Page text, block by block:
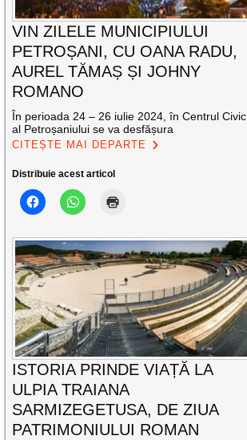
VIN ZILELE MUNICIPIULUI
PETROȘANI, CU OANA RADU,
AUREL TĂMAȘ ȘI JOHNY
ROMANO
În perioada 24 – 26 iulie 2024, în Centrul Civic
al Petroșaniului se va desfășura
CITEȘTE MAI DEPARTE
Distribuie acest articol
ISTORIA PRINDE VIAȚĂ LA
ULPIA TRAIANA
SARMIZEGETUSA, DE ZIUA
PATRIMONIULUI ROMAN